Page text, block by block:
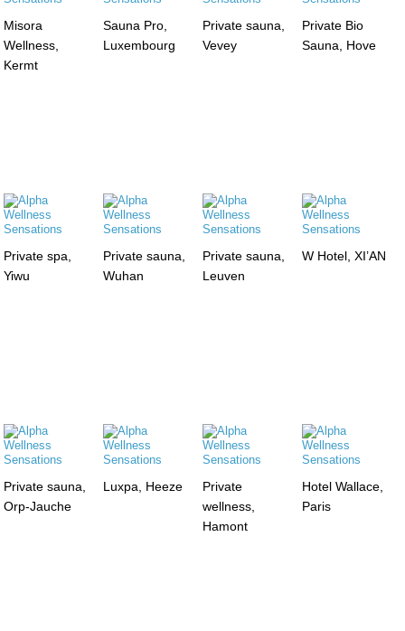
Misora
Wellness,
Kermt
Sauna Pro,
Luxembourg
Private sauna,
Vevey
Private Bio
Sauna, Hove
Private spa,
Yiwu
Private sauna,
Wuhan
Private sauna,
Leuven
W Hotel, XI’AN
Private sauna,
Orp-Jauche
Luxpa, Heeze
Private
wellness,
Hamont
Hotel Wallace,
Paris